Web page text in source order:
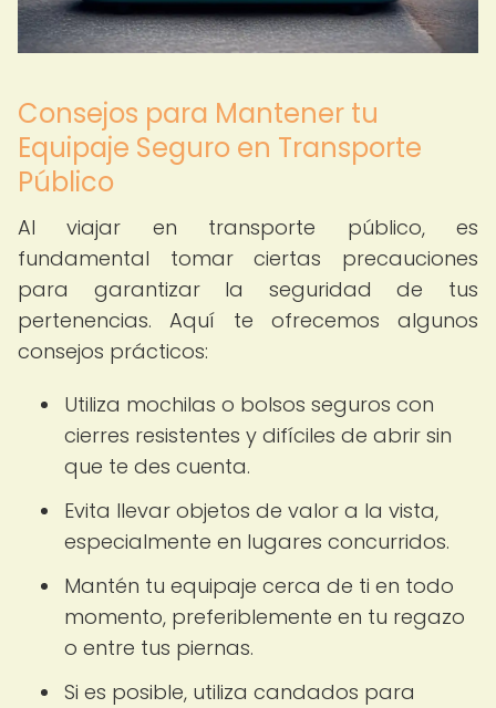
Consejos para Mantener tu
Equipaje Seguro en Transporte
Público
Al viajar en transporte público, es
fundamental tomar ciertas precauciones
para garantizar la seguridad de tus
pertenencias. Aquí te ofrecemos algunos
consejos prácticos:
Utiliza mochilas o bolsos seguros con
cierres resistentes y difíciles de abrir sin
que te des cuenta.
Evita llevar objetos de valor a la vista,
especialmente en lugares concurridos.
Mantén tu equipaje cerca de ti en todo
momento, preferiblemente en tu regazo
o entre tus piernas.
Si es posible, utiliza candados para